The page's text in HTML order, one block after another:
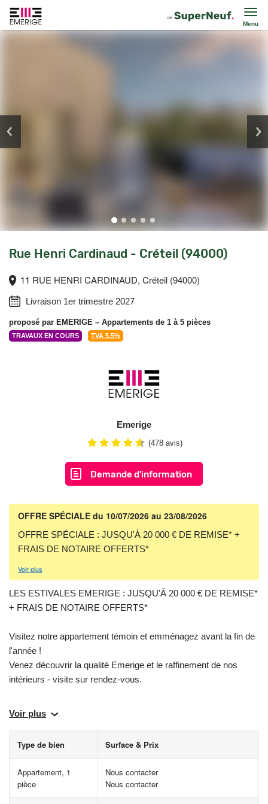
Menu
Rue Henri Cardinaud - Créteil (94000)
11 RUE HENRI CARDINAUD, Créteil (94000)
Livraison 1er trimestre 2027
proposé par EMERIGE – Appartements de 1 à 5 pièces
TRAVAUX EN COURS TVA 5.5%
Emerige
(478 avis)
Demande d'information
OFFRE SPÉCIALE du 10/07/2026 au 23/08/2026
OFFRE SPÉCIALE : JUSQU'À 20 000 € DE REMISE* +
FRAIS DE NOTAIRE OFFERTS*
Voir plus
LES ESTIVALES EMERIGE : JUSQU'À 20 000 € DE REMISE*
+ FRAIS DE NOTAIRE OFFERTS*
Visitez notre appartement témoin et emménagez avant la fin de
l'année !
Venez découvrir la qualité Emerige et le raffinement de nos
intérieurs - visite sur rendez-vous.
Découvrez nos deux derniers appartements disponibles : un 3
espaces extérieurs et tout le confort de l'immobilier neuf, livré
Voir plus
Type de bien Surface & Prix
Appartement, 1
pièce
Nous contacter
Nous contacter